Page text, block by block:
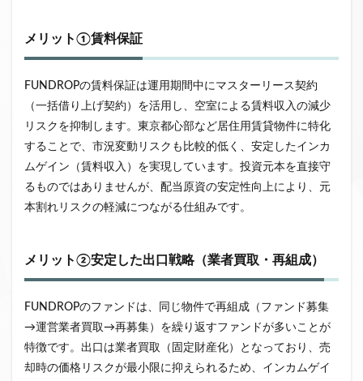
メリット①賃料保証
FUNDROPの賃料保証は運用期間中にマスターリース契約
（一括借り上げ契約）を活用し、空室による賃料収入の減少
リスクを抑制します。東京都心部など居住用賃貸物件に特化
することで、市況変動リスクも比較的低く、安定したインカ
ムゲイン（賃料収入）を実現しています。投資元本を直接守
るものではありませんが、配当原資の安定性向上により、元
本割れリスクの軽減につながる仕組みです。
メリット②安定した出口戦略（業者買取・再組成）
FUNDROPのファンドは、同じ物件で再組成（ファンド募集
→運営業者買取→再募集）を繰り返すファンドが多いことが
特徴です。出口は業者買取（固定財産化）となっており、売
却時の価格リスクが最小限に抑えられるため、インカムゲイ